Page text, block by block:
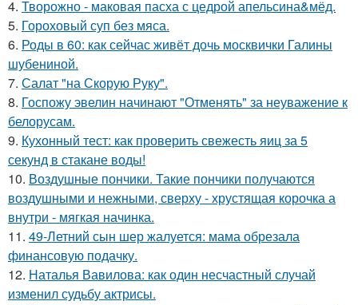
4. Творожно - маковая пасха с цедрой апельсина&мёд.
5. Гороховый суп без мяса.
6. Роды в 60: как сейчас живёт дочь москвички Галины
шубениной.
7. Салат "на Скорую Руку".
8. Госпожу эвелин начинают "Отменять" за неуважение к
белорусам.
9. Кухонный тест: как проверить свежесть яиц за 5
секунд в стакане воды!
10. Воздушные пончики. Такие пончики получаются
воздушными и нежными, сверху - хрустящая корочка а
внутри - мягкая начинка.
11. 49-Летний сын шер жалуется: мама обрезала
финансовую подачку.
12. Наталья Вавилова: как один несчастный случай
изменил судьбу актрисы.